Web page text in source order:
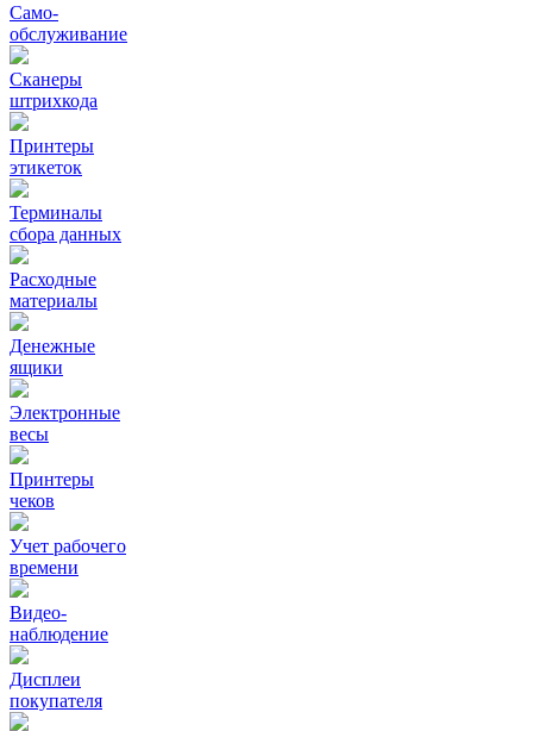
Само-
обслуживание
Сканеры
штрихкода
Принтеры
этикеток
Терминалы
сбора данных
Расходные
материалы
Денежные
ящики
Электронные
весы
Принтеры
чеков
Учет рабочего
времени
Видео‑
наблюдение
Дисплеи
покупателя